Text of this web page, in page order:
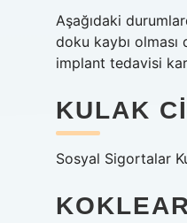
Aşağıdaki
doku kaybı olması
implant tedavisi
KULAK
Sosyal Sigortalar